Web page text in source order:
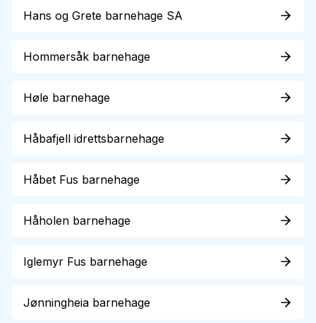
Hans og Grete barnehage SA
Hommersåk barnehage
Høle barnehage
Håbafjell idrettsbarnehage
Håbet Fus barnehage
Håholen barnehage
Iglemyr Fus barnehage
Jønningheia barnehage